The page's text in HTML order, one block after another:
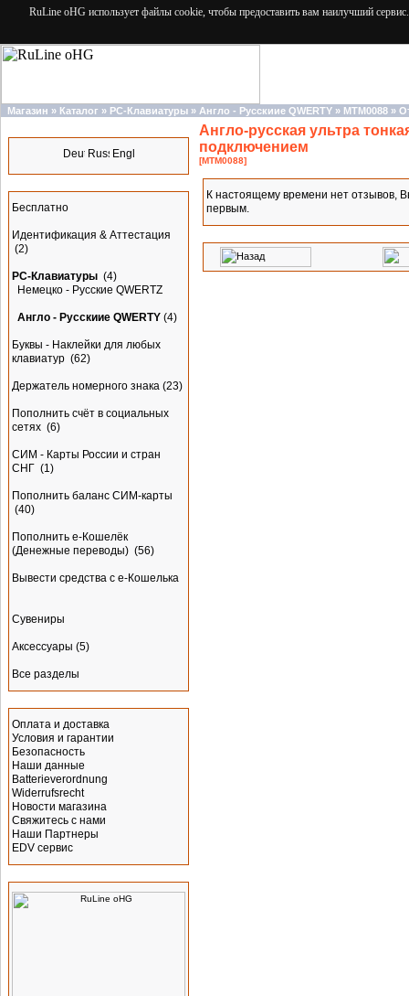
RuLine oHG использует файлы cookie, чтобы предоставить вам наилучший
Магазин » Каталог » PC-Клавиатуры » Англо - Русскиие QWERTY » MTM0088 »
Бесплатно
Идентификация & Аттестация
(2)
PC-Клавиатуры (4)
Немецко - Русские QWERTZ
Англо - Русскиие QWERTY (4)
Буквы - Наклейки для любых
клавиатур (62)
Держатель номерного знака (23)
Пополнить счёт в социальных
сетях (6)
СИМ - Карты России и стран
СНГ (1)
Пополнить баланс СИМ-карты
(40)
Пополнить e-Кошелёк
(Денежные переводы) (56)
Вывести средства с е-Кошелька
Сувениры
Аксессуары (5)
Все разделы
Оплата и доставка
Условия и гарантии
Безопасность
Наши данные
Batterieverordnung
Widerrufsrecht
Новости магазина
Свяжитесь с нами
Наши Партнеры
EDV сервис
Англо-русская ультра
подключением
[MTM0088]
К настоящему времени нет отзывов,
первым.